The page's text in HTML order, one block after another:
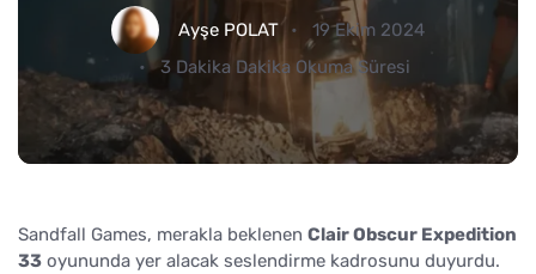
Ayşe POLAT
19 Ekim 2024
3 Dakika Dakika Okuma Süresi
Sandfall Games, merakla beklenen Clair Obscur Expedition
33 oyununda yer alacak seslendirme kadrosunu duyurdu.